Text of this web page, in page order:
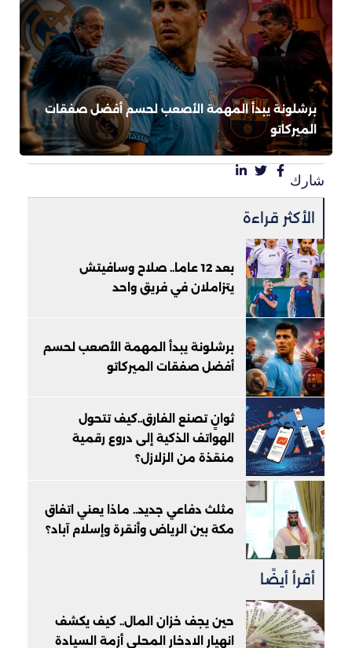
برشلونة يبدأ المهمة الأصعب لحسم أفضل صفقات
الميركاتو
شارك
الأكثر قراءة
بعد 12 عاما.. صلاح وسافيتش
يتزاملان في فريق واحد
برشلونة يبدأ المهمة الأصعب لحسم
أفضل صفقات الميركاتو
ثوانٍ تصنع الفارق..كيف تتحول
الهواتف الذكية إلى دروع رقمية
منقذة من الزلازل؟
مثلث دفاعي جديد.. ماذا يعني اتفاق
مكة بين الرياض وأنقرة وإسلام آباد؟
أقرأ أيضًا
حين يجف خزان المال.. كيف يكشف
انهيار الادخار المحلي أزمة السيادة